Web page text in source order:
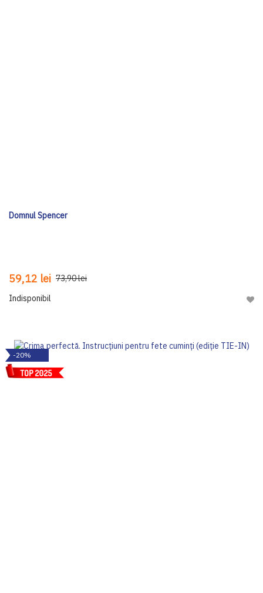
Domnul Spencer
59,12 lei 73,90 lei
Indisponibil
-20%